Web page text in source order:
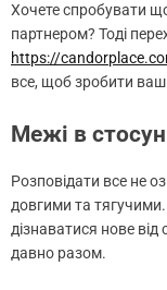
Хочете спробувати
партнером? Тоді
https://
все, щоб зробити
Межі в
Розповідати все не
довгими та
дізнаватися нове
давно разом.